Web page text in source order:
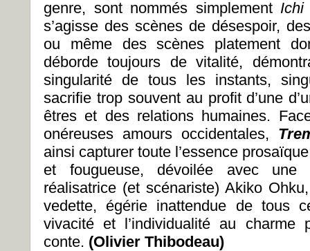
genre, sont nommés simplement Ichi
s’agisse des scènes de désespoir,
ou même des scènes platement
déborde toujours de vitalité,
singularité de tous les instants,
sacrifie trop souvent au profit d’une
êtres et des relations humaines.
onéreuses amours occidentales,
ainsi capturer toute l’essence
et fougueuse, dévoilée avec une
réalisatrice (et scénariste) Akiko
vedette, égérie inattendue de tous
vivacité et l’individualité au charme
conte. (Olivier Thibodeau)